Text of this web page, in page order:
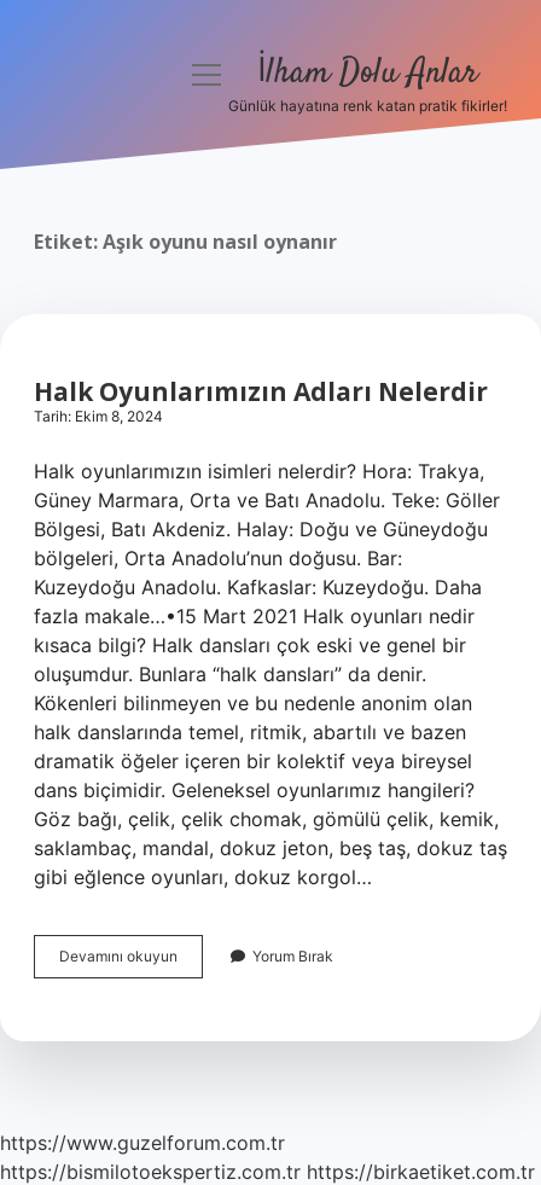
Yasal Uyarı
menüyü İlham Dolu Anlar
Günlük hayatına renk katan pratik fikirler!
Etiket:Aşık oyunu nasıl oynanır
Halk Oyunlarımızın Adları Nelerdir
Tarih: Ekim 8, 2024
Halk oyunlarımızın isimleri nelerdir? Hora: Trakya,
Güney Marmara, Orta ve Batı Anadolu. Teke: Göller
Bölgesi, Batı Akdeniz. Halay: Doğu ve Güneydoğu
bölgeleri, Orta Anadolu’nun doğusu. Bar:
Kuzeydoğu Anadolu. Kafkaslar: Kuzeydoğu. Daha
fazla makale…•15 Mart 2021 Halk oyunları nedir
kısaca bilgi? Halk dansları çok eski ve genel bir
oluşumdur. Bunlara “halk dansları” da denir.
Kökenleri bilinmeyen ve bu nedenle anonim olan
halk danslarında temel, ritmik, abartılı ve bazen
dramatik öğeler içeren bir kolektif veya bireysel
dans biçimidir. Geleneksel oyunlarımız hangileri?
Göz bağı, çelik, çelik chomak, gömülü çelik, kemik,
saklambaç, mandal, dokuz jeton, beş taş, dokuz taş
gibi eğlence oyunları, dokuz korgol…
Devamını okuyun
Oyunlarımızın
Yorum Bırak
https://www.guzelforum.com.tr
https://bismilotoekspertiz.com.tr https://birkaetiket.com.tr